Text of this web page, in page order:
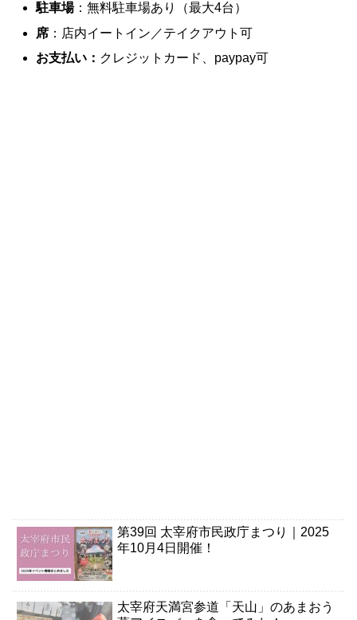
駐車場：無料駐車場あり（最大4台）
席 ：店内イートイン／テイクアウト可
お支払い： クレジットカード、paypay可
第39回 太宰府市民政庁まつり｜2025
年10月4日開催！
太宰府天満宮参道「天山」のあまおう